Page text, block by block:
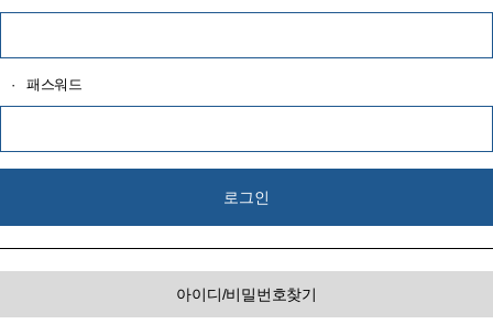
· 패스워드
아이디/비밀번호찾기